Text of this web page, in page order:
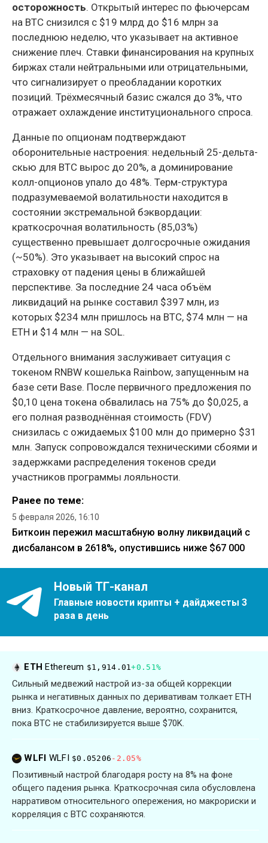
осторожность. Открытый интерес по фьючерсам
на BTC снизился с $19 млрд до $16 млрн за
последнюю неделю, что указывает на активное
снижение плеч. Ставки финансирования на крупных
биржах стали нейтральными или отрицательными,
что сигнализирует о преобладании коротких
позиций. Трёхмесячный базис сжался до 3%, что
отражает охлаждение институционального спроса.
Данные по опционам подтверждают
оборонительные настроения: недельный 25-дельта-
скью для BTC вырос до 20%, а доминирование
колл-опционов упало до 48%. Терм-структура
подразумеваемой волатильности находится в
состоянии экстремальной бэквордации:
краткосрочная волатильность (85,03%)
существенно превышает долгосрочные ожидания
(~50%). Это указывает на высокий спрос на
страховку от падения цены в ближайшей
перспективе. За последние 24 часа объём
ликвидаций на рынке составил $397 млн, из
которых $234 млн пришлось на BTC, $74 млн — на
ETH и $14 млн — на SOL.
Отдельного внимания заслуживает ситуация с
токеном RNBW кошелька Rainbow, запущенным на
базе сети Base. После первичного предложения по
$0,10 цена токена обвалилась на 75% до $0,025, а
его полная разводнённая стоимость (FDV)
снизилась с ожидаемых $100 млн до примерно $31
млн. Запуск сопровождался техническими сбоями и
задержками распределения токенов среди
участников программы лояльности.
Ранее по теме:
5 февраля 2026, 16:10
Биткоин пережил масштабную волну ликвидаций с
дисбалансом в 2618%, опустившись ниже $67 000
Новый ТГ-канал
Главные новости крипты + дайджесты 3
раза в день
ETHEthereum $1,914.01+0.51%
Сильный медвежий настрой из-за общей коррекции
рынка и негативных данных по деривативам толкает ETH
вниз. Краткосрочное давление, вероятно, сохранится,
пока BTC не стабилизируется выше $70K.
WLFI WLFI $0.05206 -2.05%
Позитивный настрой благодаря росту на 8% на фоне
общего падения рынка. Краткосрочная сила обусловлена
нарративом относительного опережения, но макрориски и
корреляция с BTC сохраняются.